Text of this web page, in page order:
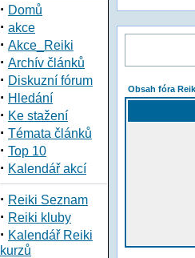
· Domů
· akce
· Akce_Reiki
· Archív článků
· Diskuzní fórum
· Hledání
· Ke stažení
· Témata článků
· Top 10
· Kalendář akcí
· Reiki Seznam
· Reiki kluby
· Kalendář Reiki
kurzů
Obsah fóra